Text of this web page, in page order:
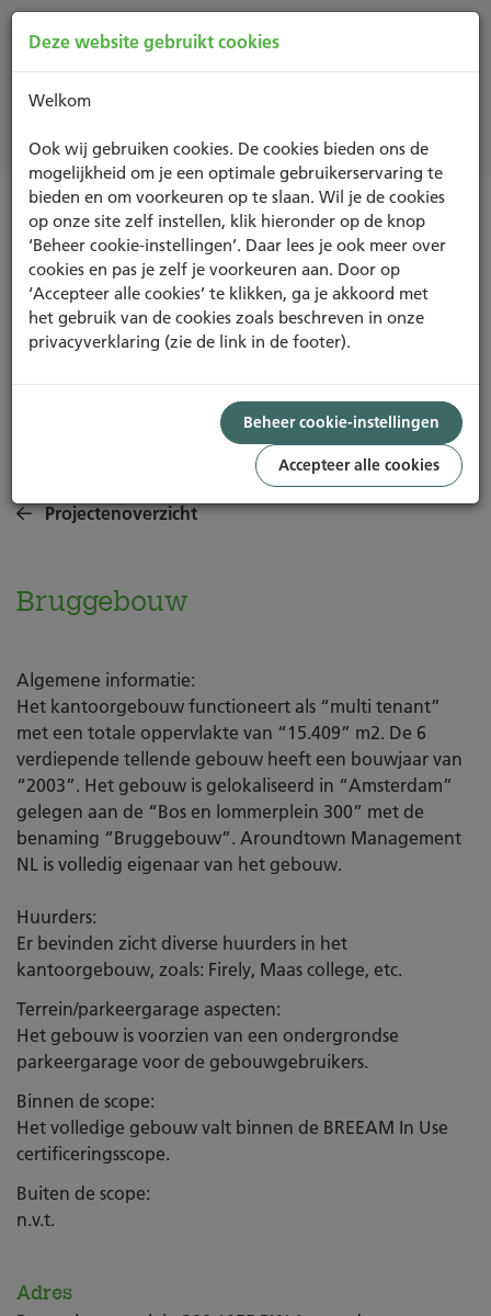
Projecten
IN-USE
ASSET BEHEER GEBRUIK
Projectenoverzicht
Bruggebouw
Algemene informatie:
Het kantoorgebouw functioneert als “multi tenant”
met een totale oppervlakte van “15.409” m2. De 6
verdiepende tellende gebouw heeft een bouwjaar van
“2003”. Het gebouw is gelokaliseerd in “Amsterdam”
gelegen aan de “Bos en lommerplein 300” met de
benaming “Bruggebouw”. Aroundtown Management
NL is volledig eigenaar van het gebouw.
Huurders:
Er bevinden zicht diverse huurders in het
kantoorgebouw, zoals: Firely, Maas college, etc.
Terrein/parkeergarage aspecten:
Het gebouw is voorzien van een ondergrondse
parkeergarage voor de gebouwgebruikers.
Binnen de scope:
Het volledige gebouw valt binnen de BREEAM In Use
certificeringsscope.
Buiten de scope:
n.v.t.
Adres
Deze website gebruikt cookies
Welkom
Ook wij gebruiken cookies. De cookies bieden ons de
mogelijkheid om je een optimale gebruikerservaring te
bieden en om voorkeuren op te slaan. Wil je de cookies
op onze site zelf instellen, klik hieronder op de knop
‘Beheer cookie-instellingen’. Daar lees je ook meer over
cookies en pas je zelf je voorkeuren aan. Door op
‘Accepteer alle cookies’ te klikken, ga je akkoord met
het gebruik van de cookies zoals beschreven in onze
privacyverklaring (zie de link in de footer).
Beheer cookie-instellingen
Accepteer alle cookies